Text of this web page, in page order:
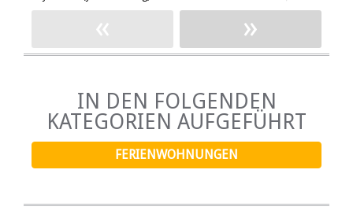
« »
IN DEN FOLGENDEN
KATEGORIEN AUFGEFÜHRT
FERIENWOHNUNGEN